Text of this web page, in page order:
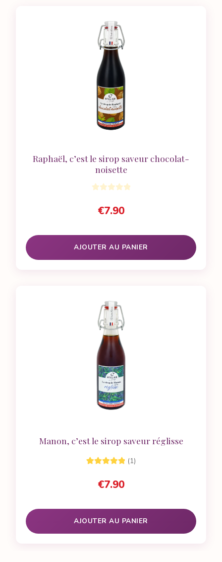
Raphaël, c’est le sirop saveur chocolat-
noisette
€7.90
AJOUTER AU PANIER
Manon, c’est le sirop saveur réglisse
5 basé sur
(1)
€7.90
AJOUTER AU PANIER